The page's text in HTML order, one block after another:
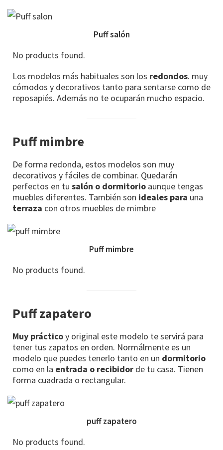
Puff salón
No products found.
Los modelos más habituales son los redondos. muy
cómodos y decorativos tanto para sentarse como de
reposapiés. Además no te ocuparán mucho espacio.
Puff mimbre
De forma redonda, estos modelos son muy
decorativos y fáciles de combinar. Quedarán
perfectos en tu salón o dormitorio aunque tengas
muebles diferentes. También son ideales para una
terraza con otros muebles de mimbre
Puff mimbre
No products found.
Puff zapatero
Muy prácticoy original este modelo te servirá para
tener tus zapatos en orden. Normálmente es un
modelo que puedes tenerlo tanto en un dormitorio
como en la entrada o recibidor de tu casa. Tienen
forma cuadrada o rectangular.
puff zapatero
No products found.